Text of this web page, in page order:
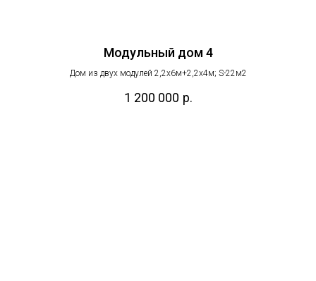
Модульный дом 4
Дом из двух модулей 2,2х6м+2,2х4м; S-22м2
1 200 000 р.